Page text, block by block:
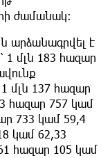
ժամանակ:
արձանագրվել է
1 մլն 183 հազար
մլն 137 հազար
հազար 757 կամ
733 կամ 59,4
կամ 62,33
հազար 105 կամ